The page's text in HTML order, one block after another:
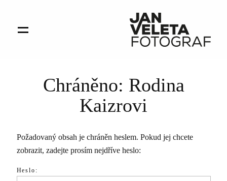
Chráněno: Rodina
Kaizrovi
Požadovaný obsah je chráněn heslem. Pokud jej chcete
zobrazit, zadejte prosím nejdříve heslo:
Heslo:
VIDEO
BLOG